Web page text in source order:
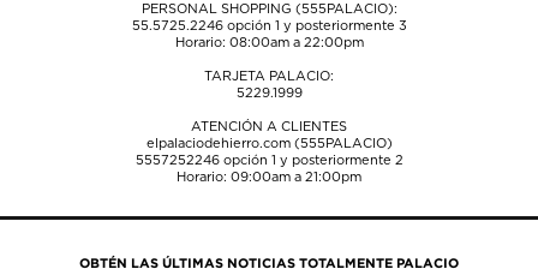
PERSONAL SHOPPING (555PALACIO):
55.5725.2246opción 1 y posteriormente 3
Horario: 08:00am a 22:00pm
TARJETA PALACIO:
5229.1999
ATENCIÓN A CLIENTES
elpalaciodehierro.com (555PALACIO)
5557252246opción 1 y posteriormente 2
Horario: 09:00am a 21:00pm
OBTÉN LAS ÚLTIMAS NOTICIAS TOTALMENTE PALACIO